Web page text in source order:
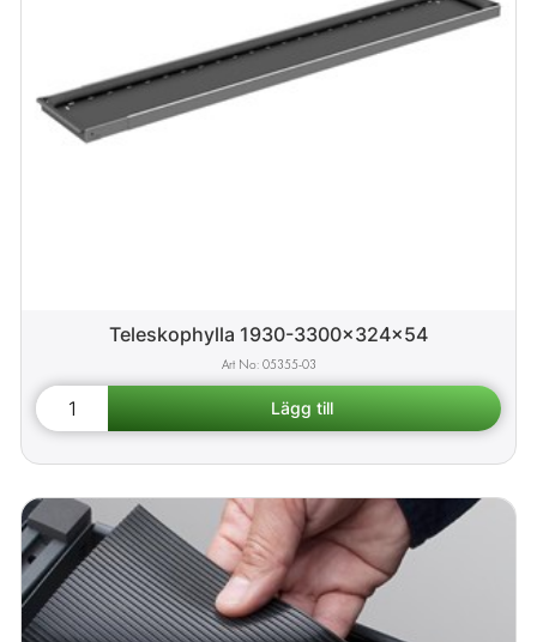
Teleskophylla 1930-3300x324x54
05355-03